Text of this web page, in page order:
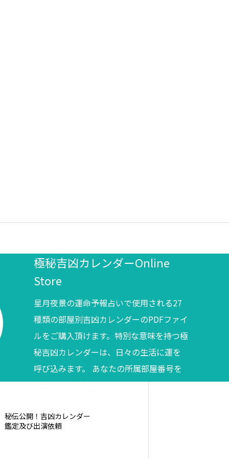
極秘吉凶カレンダーOnline
Store
星月夜景の運命予報占いで使用される27
種類の部屋別吉凶カレンダーのPDFファイ
ルをご購入頂けます。特別な意味を持つ極
秘吉凶カレンダーは、日々の生活に運を
呼び込みます。 あなたの所属部屋番号を
調べてからご購入ください。
秘伝公開！吉凶カレンダー
鑑定及び出演依頼